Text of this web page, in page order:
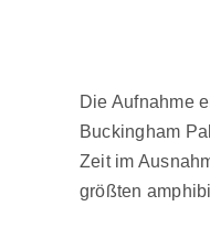
Die Aufnahme
Buckingham
Zeit im
größten